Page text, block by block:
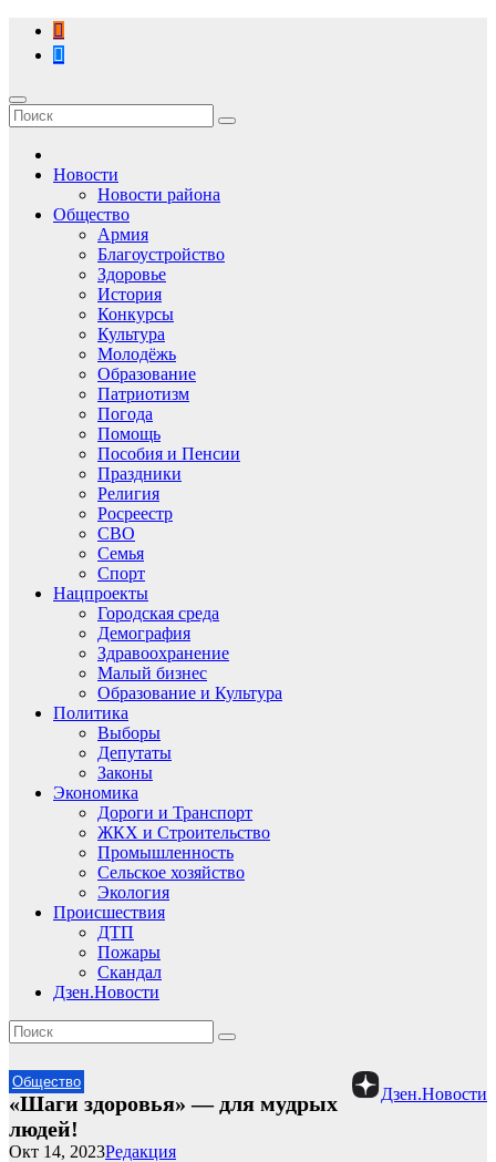
Перейти
содержимому
Новости
Новости района
Общество
Армия
Благоустройство
Здоровье
История
Конкурсы
Культура
Молодёжь
Образование
Патриотизм
Погода
Помощь
Пособия и Пенсии
Праздники
Религия
Росреестр
СВО
Семья
Спорт
Нацпроекты
Городская среда
Демография
Здравоохранение
Малый бизнес
Образование и Культура
Политика
Выборы
Депутаты
Законы
Экономика
Дороги и Транспорт
ЖКХ и Строительство
Промышленность
Сельское хозяйство
Экология
Происшествия
ДТП
Пожары
Скандал
Дзен.Новости
Общество
Дзен.Новости
«Шаги здоровья» — для мудрых
людей!
Редакция
Окт 14, 2023